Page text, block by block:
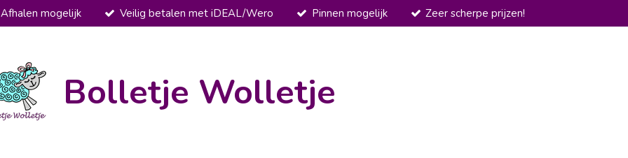
Afhalen mogelijk Veilig betalen met iDEAL/Wero Pinnen mogelijk Zeer scherpe prijzen!
Bolletje Wolletje